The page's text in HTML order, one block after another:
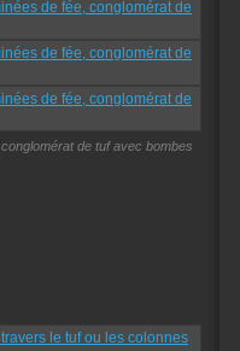
de tuf avec bombes